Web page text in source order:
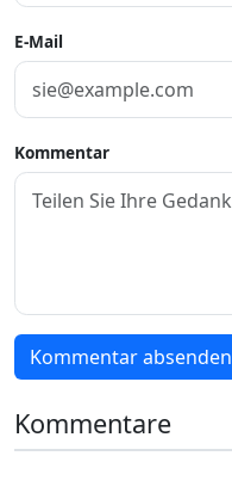
E-Mail
Kommentar
Kommentar absenden
Kommentare